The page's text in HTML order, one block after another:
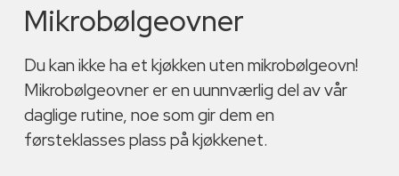
Mikrobølgeovner
Du kan ikke ha et kjøkken uten mikrobølgeovn!
Mikrobølgeovner er en uunnværlig del av vår
daglige rutine, noe som gir dem en
førsteklasses plass på kjøkkenet.